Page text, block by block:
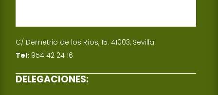
C/ Demetrio de los Ríos, 15. 41003, Sevilla
Tel: 954 42 24 16
DELEGACIONES: